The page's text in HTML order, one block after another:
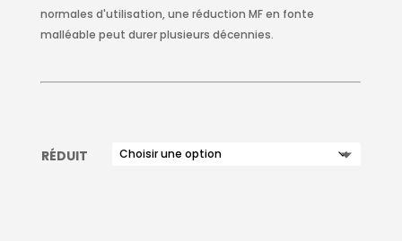
normales d'utilisation, une réduction MF en fonte
malléable peut durer plusieurs décennies.
RÉDUIT